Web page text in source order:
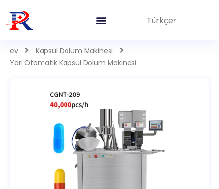
Türkçe
ev
Kapsül Dolum Makinesi
Yarı Otomatik Kapsül Dolum Makinesi